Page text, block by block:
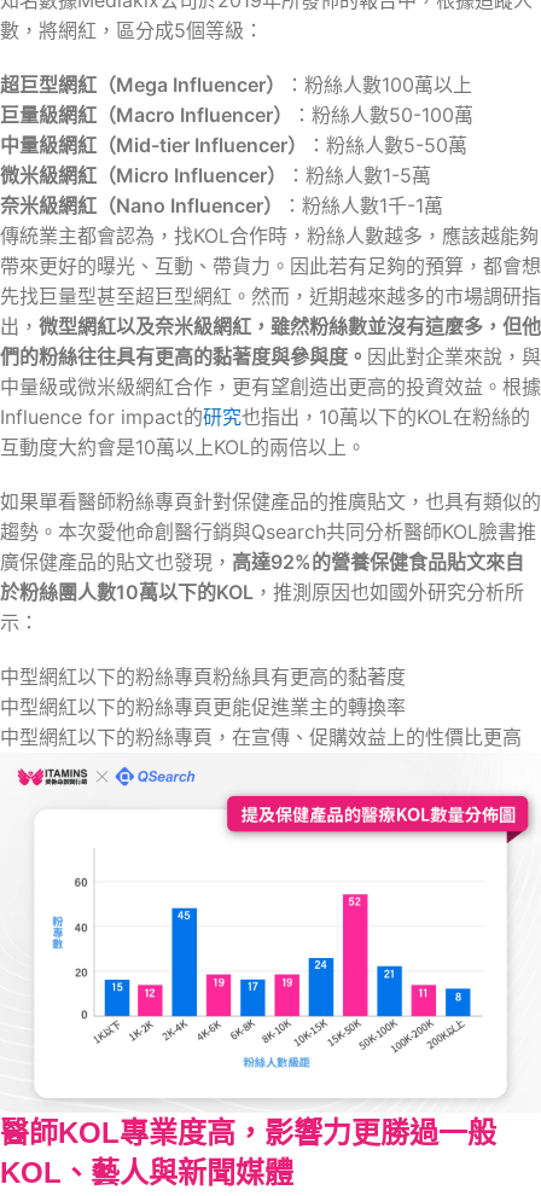
數，將網紅，區分成5個等級：
超巨型網紅（Mega Influencer）
：粉絲人數100萬以上
巨量級網紅（Macro Influencer）
：粉絲人數50-100萬
中量級網紅（Mid-tier Influencer）
：粉絲人數5-50萬
微米級網紅（Micro Influencer）
：粉絲人數1-5萬
奈米級網紅（Nano Influencer）
：粉絲人數1千-1萬
傳統業主都會認為，找KOL合作時，粉絲人數越多，應該越能夠
帶來更好的曝光、互動、帶貨力。因此若有足夠的預算，都會想
先找巨量型甚至超巨型網紅。然而，近期越來越多的市場調研指
出， 微型網紅以及奈米級網紅，雖然粉絲數並沒有這麼多，但他
們的粉絲往往具有更高的黏著度與參與度。 因此對企業來說，與
中量級或微米級網紅合作，更有望創造出更高的投資效益。根據
Influence for impact的研究也指出，10萬以下的KOL在粉絲的
互動度大約會是10萬以上KOL的兩倍以上。
如果單看醫師粉絲專頁針對保健產品的推廣貼文，也具有類似的
趨勢。本次愛他命創醫行銷與Qsearch共同分析醫師KOL臉書推
廣保健產品的貼文也發現， 高達92%的營養保健食品貼文來自
於粉絲團人數10萬以下的KOL ，推測原因也如國外研究分析所
示：
中型網紅以下的粉絲專頁粉絲具有更高的黏著度
中型網紅以下的粉絲專頁更能促進業主的轉換率
中型網紅以下的粉絲專頁，在宣傳、促購效益上的性價比更高
醫師KOL專業度高，影響力更勝過一般
KOL、藝人與新聞媒體